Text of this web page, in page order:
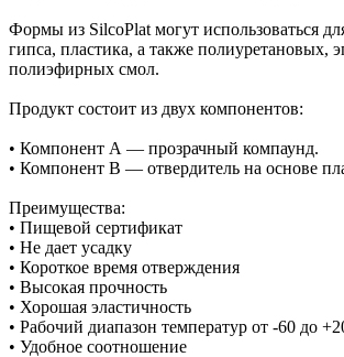
Формы из SilcoPlat могут использоваться
гипса, пластика, а также полиуретановых,
полиэфирных смол.
Продукт состоит из двух компонентов:
• Компонент А — прозрачный компаунд.
• Компонент В — отвердитель на основе
Преимущества:
• Пищевой сертификат
• Не дает усадку
• Короткое время отверждения
• Высокая прочность
• Хорошая эластичность
• Рабочий диапазон температур от -60 до
• Удобное соотношение